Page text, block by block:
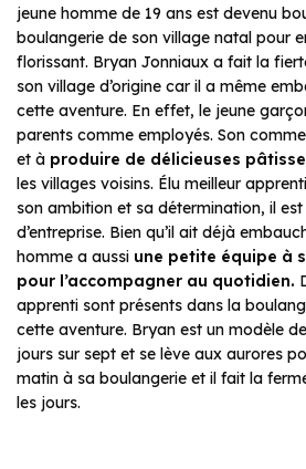
jeune homme de 19 ans est devenu
boulangerie de son village natal pour
florissant. Bryan Jonniaux a fait la
son village d’origine car il a même
cette aventure. En effet, le jeune
parents comme employés. Son
et à produire de délicieuses
les villages voisins. Élu meilleur
son ambition et sa détermination, il
d’entreprise. Bien qu’il ait déjà
homme a aussi une petite équipe à
pour l’accompagner au quotidien.
apprenti sont présents dans la
cette aventure. Bryan est un modèle
jours sur sept et se lève aux aurores
matin à sa boulangerie et il fait la
les jours.